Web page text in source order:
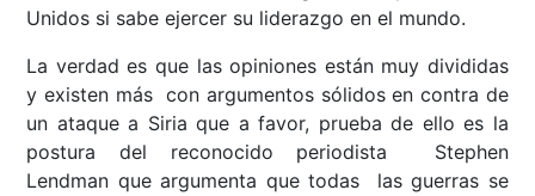
Unidos si sabe ejercer su liderazgo en el mundo.
La verdad es que las opiniones están muy divididas
y existen más con argumentos sólidos en contra de
un ataque a Siria que a favor, prueba de ello es la
postura del reconocido periodista Stephen
Lendman que argumenta que todas las guerras se